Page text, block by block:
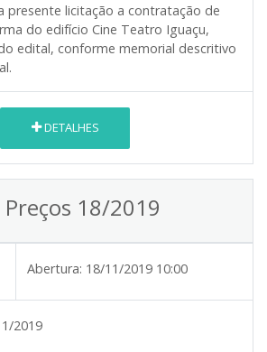
presente licitação a contratação de
do edifício Cine Teatro Iguaçu,
edital, conforme memorial descritivo
DETALHES
18/2019
Abertura: 18/11/2019 10:00
2019